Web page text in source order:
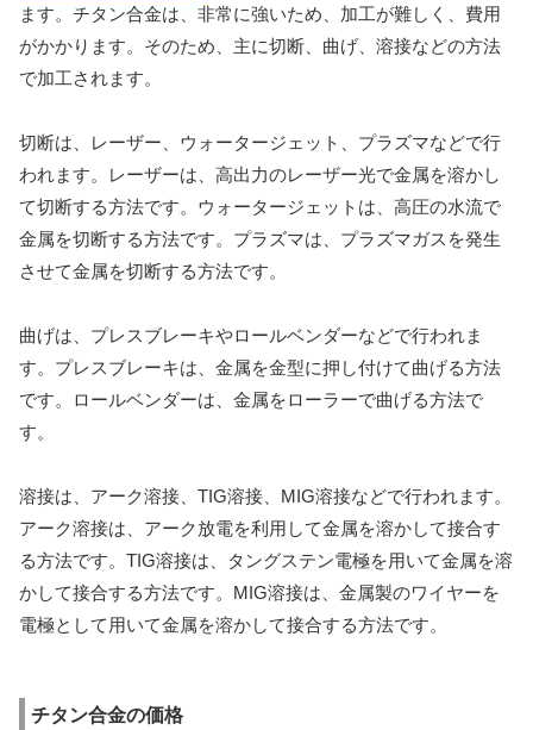
ます。チタン合金は、非常に強いため、加工が難しく、費用
がかかります。そのため、主に切断、曲げ、溶接などの方法
で加工されます。
切断は、レーザー、ウォータージェット、プラズマなどで行
われます。レーザーは、高出力のレーザー光で金属を溶かし
て切断する方法です。ウォータージェットは、高圧の水流で
金属を切断する方法です。プラズマは、プラズマガスを発生
させて金属を切断する方法です。
曲げは、プレスブレーキやロールベンダーなどで行われま
す。プレスブレーキは、金属を金型に押し付けて曲げる方法
です。ロールベンダーは、金属をローラーで曲げる方法で
す。
溶接は、アーク溶接、TIG溶接、MIG溶接などで行われます。
アーク溶接は、アーク放電を利用して金属を溶かして接合す
る方法です。TIG溶接は、タングステン電極を用いて金属を溶
かして接合する方法です。MIG溶接は、金属製のワイヤーを
電極として用いて金属を溶かして接合する方法です。
チタン合金の価格